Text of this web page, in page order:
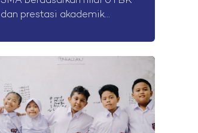
dan prestasi akademik...